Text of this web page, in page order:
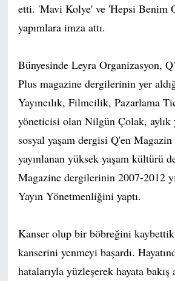
etti. 'Mavi Kolye' ve 'Hepsi Benim
yapımlara imza attı.
Bünyesinde Leyra Organizasyon,
Plus magazine dergilerinin yer
Yayıncılık, Filmcilik, Pazarlama
yöneticisi olan Nilgün Çolak, aylık
sosyal yaşam dergisi Q'en
yayınlanan yüksek yaşam kültürü
Magazine dergilerinin 2007-2012
Yayın Yönetmenliğini yaptı.
Kanser olup bir böbreğini
kanserini yenmeyi başardı.
hatalarıyla yüzleşerek hayata bakış